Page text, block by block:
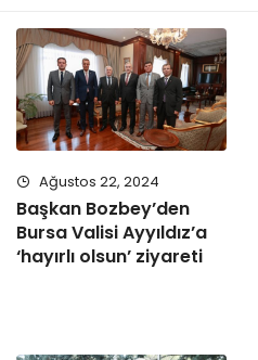
Ağustos 22, 2024
Başkan Bozbey’den
Bursa Valisi Ayyıldız’a
‘hayırlı olsun’ ziyareti